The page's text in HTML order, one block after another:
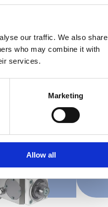
our traffic. We also share
who may combine it with
services.
Marketing
Allow all
ER32